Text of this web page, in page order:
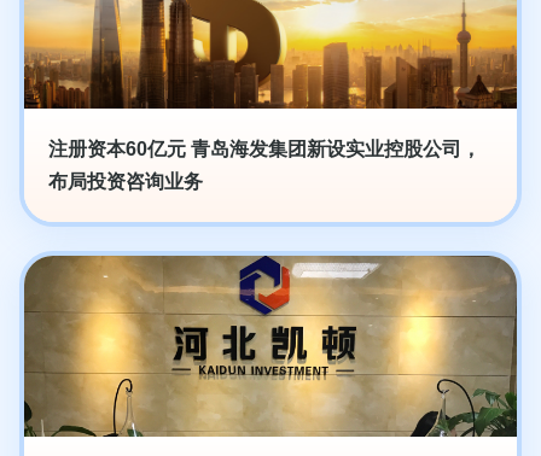
注册资本60亿元 青岛海发集团新设实业控股公司，
布局投资咨询业务